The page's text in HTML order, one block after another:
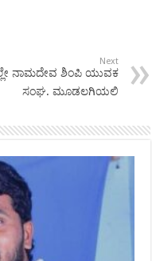
Next
ನಾಮದೇವ ಶಿಂಪಿ ಯುವಕ
ಸಂಘ. ಮೂಡಲಗಿಯಲಿ